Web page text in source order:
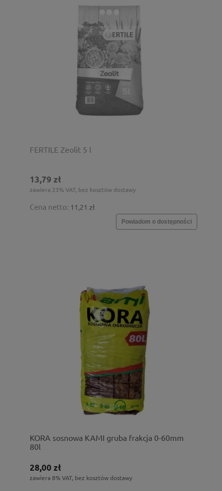
FERTILE Zeolit 5 l
13,79 zł
zawiera 23% VAT, bez kosztów dostawy
Cena netto: 11,21 zł
Powiadom o dostępności
KORA sosnowa KAMI gruba frakcja 0-60mm
80l
28,00 zł
zawiera 8% VAT, bez kosztów dostawy